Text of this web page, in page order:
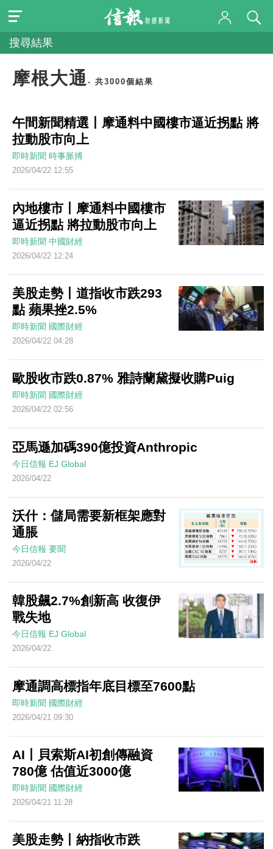
搜尋結果
摩根大通 - 共3000個結果
午間新聞精選丨摩通料中國樓市逼近拐點 將
拉動股市向上
即時新聞 時事脈搏
2026/04/22 12:55
內地樓市丨摩通料中國樓市
逼近拐點 將拉動股市向上
即時新聞 中國財經
2026/04/22 12:24
美股走勢丨道指收市跌293
點 蘋果挫2.5%
即時新聞 國際財經
2026/04/22 04:28
歐股收市跌0.87% 雅詩蘭黛擬收購Puig
即時新聞 國際財經
2026/04/22 02:56
亞馬遜加碼390億投資Anthropic
今日信報 EJ Global
2026/04/22
沃什：儲局需要新框架應對
通脹
今日信報 要聞
2026/04/22
韓股飆2.7%創新高 收復伊
戰失地
今日信報 EJ Global
2026/04/22
摩通調高標指年底目標至7600點
即時新聞 國際財經
2026/04/21 09:30
AI丨貝索斯AI初創傳融資
780億 估值近3000億
即時新聞 國際財經
2026/04/21 11:28
美股走勢丨納指收市跌